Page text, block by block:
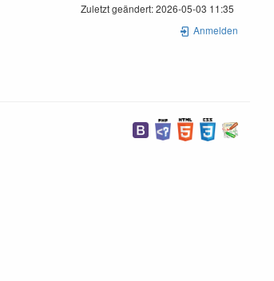
Zuletzt geändert:2026-05-03 11:35
Anmelden